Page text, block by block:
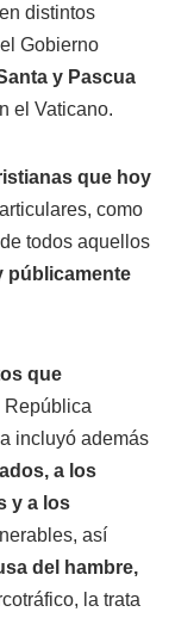
en distintos
Gobierno
y Pascua
el Vaticano.
que hoy
como
todos aquellos
públicamente
que
República
incluyó además
a los
y a los
así
del hambre,
la trata